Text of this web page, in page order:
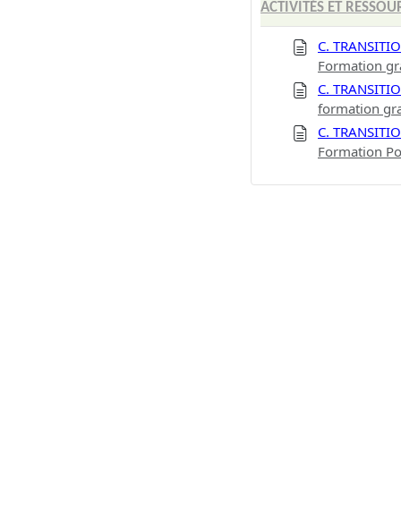
ACTIVITÉS ET
C.
Formation
C.
formation
C.
Formation